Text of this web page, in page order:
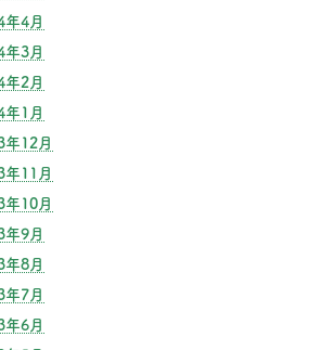
年4月
年3月
年2月
年1月
年12月
年11月
年10月
年9月
年8月
年7月
年6月